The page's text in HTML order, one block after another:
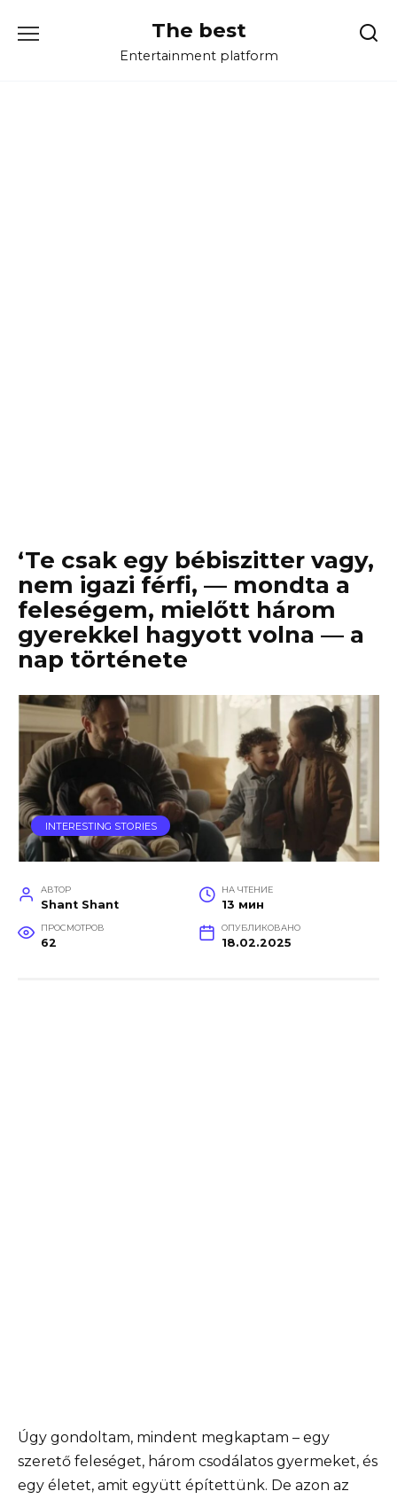
The best
Entertainment platform
‘Te csak egy bébiszitter vagy,
nem igazi férfi, — mondta a
feleségem, mielőtt három
gyerekkel hagyott volna — a
nap története
INTERESTING STORIES
АВТОР
Shant Shant
НА ЧТЕНИЕ
13 мин
ПРОСМОТРОВ
62
ОПУБЛИКОВАНО
18.02.2025
Úgy gondoltam, mindent megkaptam – egy
szerető feleséget, három csodálatos gyermeket, és
egy életet, amit együtt építettünk. De azon az